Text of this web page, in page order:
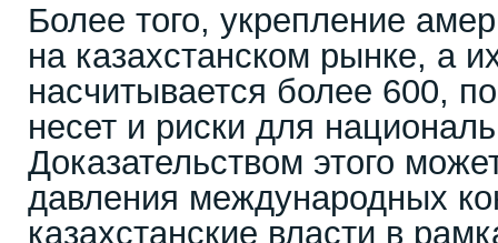
Более того, укрепление
на казахстанском рынке, а
насчитывается более 600,
несет и риски для
Доказательством этого
давления международных
казахстанские власти в